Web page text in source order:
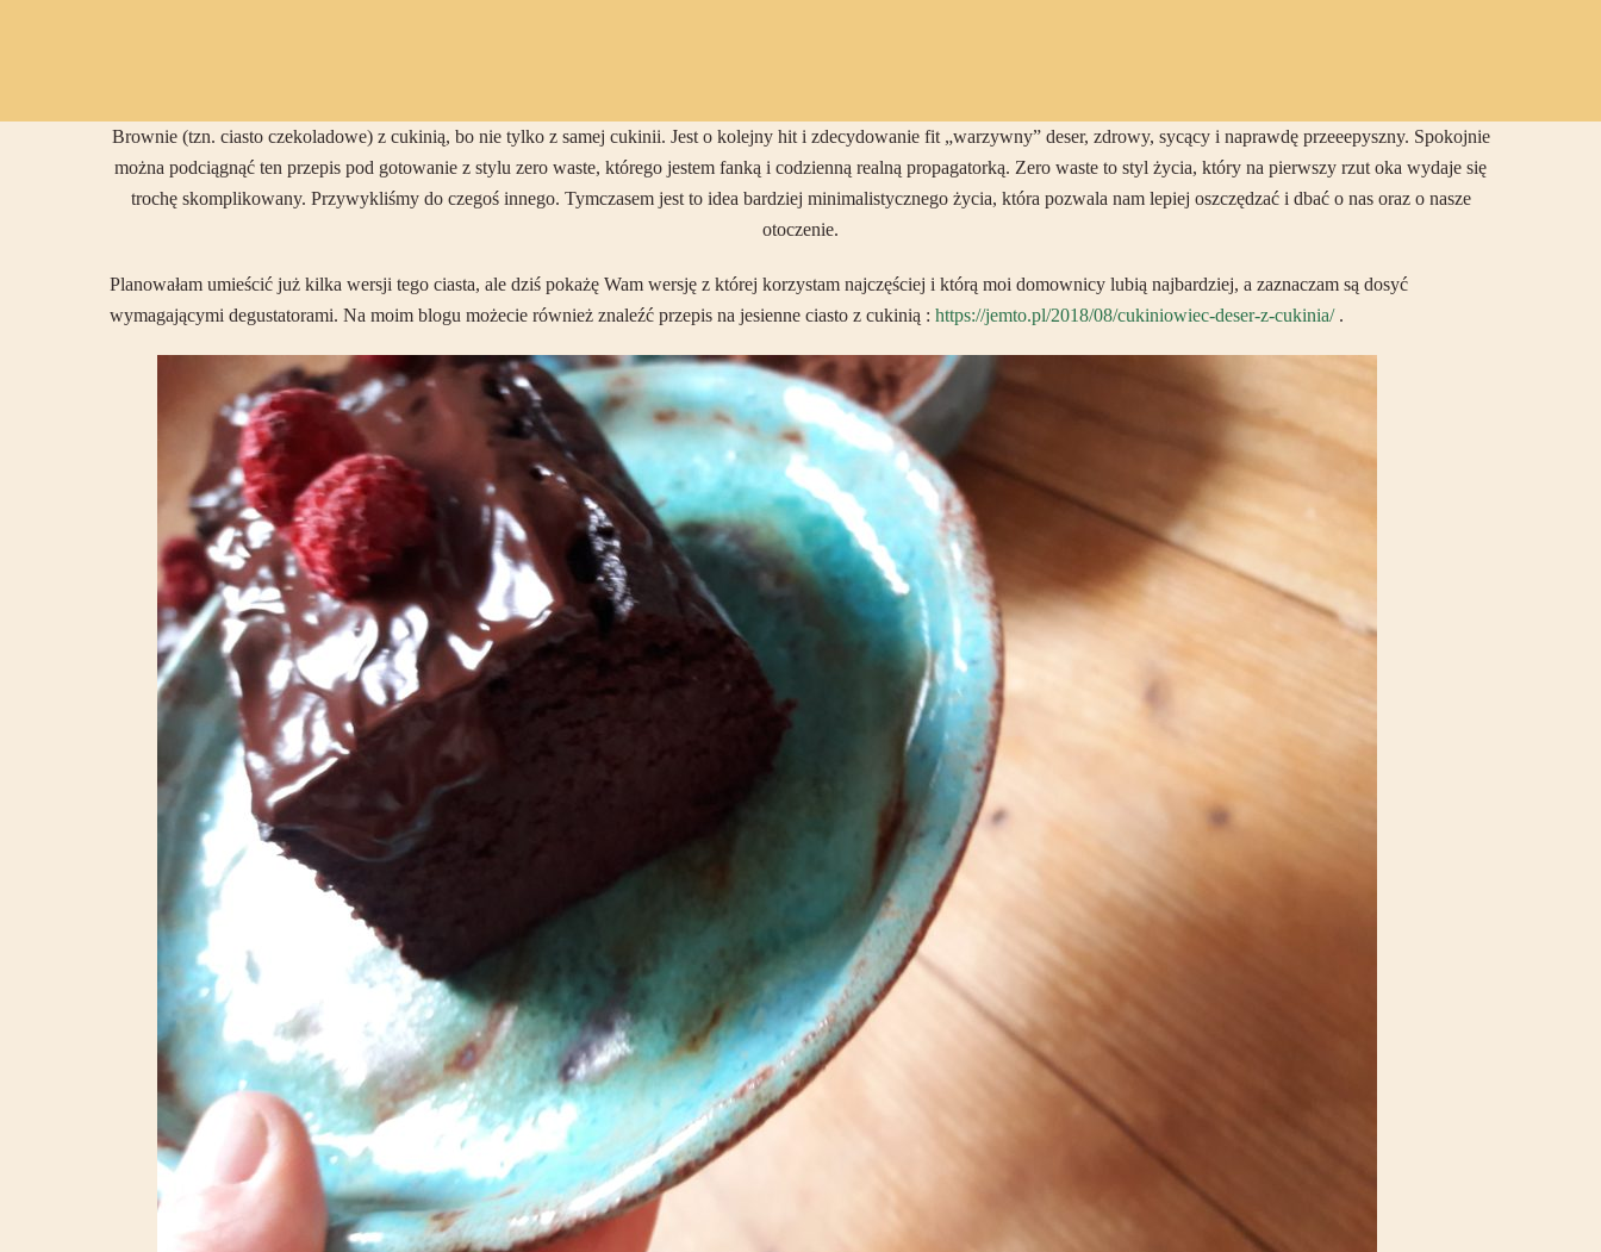
Brownie (tzn. ciasto czekoladowe) z cukinią, bo nie tylko z samej cukinii. Jest o kolejny hit i zdecydowanie fit „warzywny” deser, zdrowy, sycący i naprawdę przeeepyszny. Spokojnie
można podciągnąć ten przepis pod gotowanie z stylu zero waste, którego jestem fanką i codzienną realną propagatorką. Zero waste to styl życia, który na pierwszy rzut oka wydaje się
trochę skomplikowany. Przywykliśmy do czegoś innego. Tymczasem jest to idea bardziej minimalistycznego życia, która pozwala nam lepiej oszczędzać i dbać o nas oraz o nasze
otoczenie.
Planowałam umieścić już kilka wersji tego ciasta, ale dziś pokażę Wam wersję z której korzystam najczęściej i którą moi domownicy lubią najbardziej, a zaznaczam są dosyć
wymagającymi degustatorami. Na moim blogu możecie również znaleźć przepis na jesienne ciasto z cukinią : https://jemto.pl/2018/08/cukiniowiec-deser-z-cukinia/.